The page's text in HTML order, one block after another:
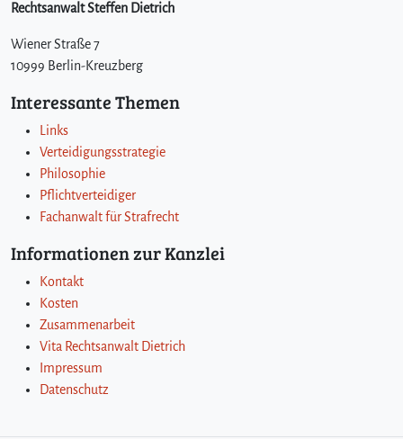
Rechtsanwalt Steffen Dietrich
Wiener Straße 7
10999 Berlin-Kreuzberg
Interessante Themen
Links
Verteidigungsstrategie
Philosophie
Pflichtverteidiger
Fachanwalt für Strafrecht
Informationen zur Kanzlei
Kontakt
Kosten
Zusammenarbeit
Vita Rechtsanwalt Dietrich
Impressum
Datenschutz